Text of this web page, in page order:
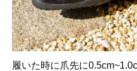
履いた時に爪先に